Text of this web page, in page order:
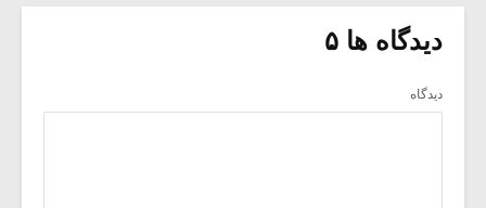
دیدگاه ها ۵
دیدگاه